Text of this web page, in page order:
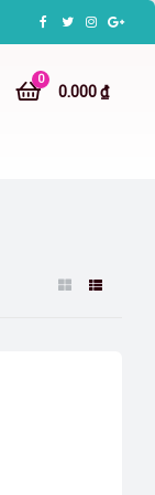
0
0.000 ₫